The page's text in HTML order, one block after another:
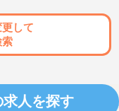
して
人を探す